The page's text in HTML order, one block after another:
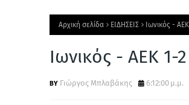
Αρχική σελίδα ΕΙΔΗΣΕΙΣ Ιωνικός -
Ιωνικός - ΑΕΚ 1-
Γιώργος Μπλαβάκης 6:12:00 μ.μ.